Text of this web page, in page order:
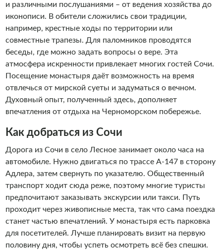
и различными послушаниями – от ведения хозяйства до
иконописи. В обители сложились свои традиции,
например, крестные ходы по территории или
совместные трапезы. Для паломников проводятся
беседы, где можно задать вопросы о вере. Эта
атмосфера искренности привлекает многих гостей Сочи.
Посещение монастыря даёт возможность на время
отвлечься от мирской суеты и задуматься о вечном.
Духовный опыт, полученный здесь, дополняет
впечатления от отдыха на Черноморском побережье.
Как добраться из Сочи
Дорога из Сочи в село Лесное занимает около часа на
автомобиле. Нужно двигаться по трассе А-147 в сторону
Адлера, затем свернуть по указателю. Общественный
транспорт ходит сюда реже, поэтому многие туристы
предпочитают заказывать экскурсии или такси. Путь
проходит через живописные места, так что сама поездка
станет частью впечатлений. У монастыря есть парковка
для посетителей. Лучше планировать визит на первую
половину дня, чтобы успеть осмотреть всё без спешки.